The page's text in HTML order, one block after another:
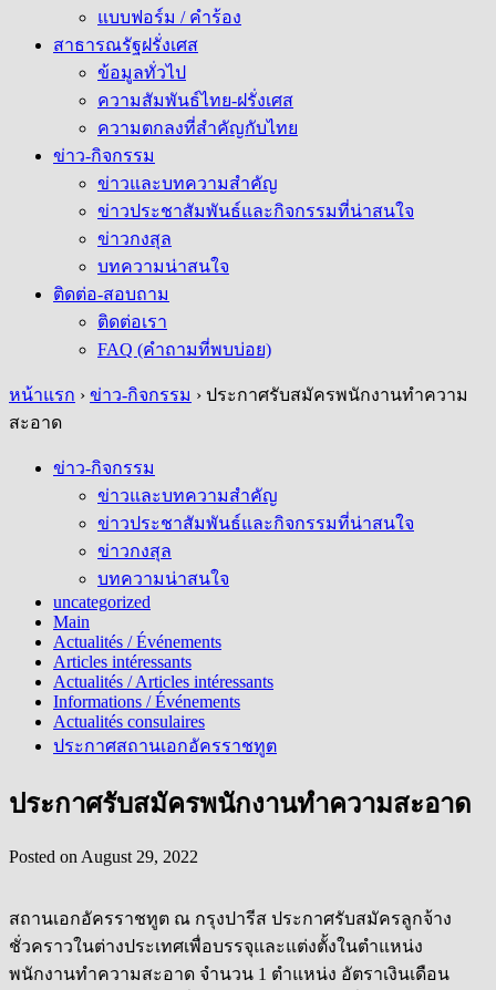
แบบฟอร์ม / คำร้อง
สาธารณรัฐฝรั่งเศส
ข้อมูลทั่วไป
ความสัมพันธ์ไทย-ฝรั่งเศส
ความตกลงที่สำคัญกับไทย
ข่าว-กิจกรรม
ข่าวและบทความสำคัญ
ข่าวประชาสัมพันธ์และกิจกรรมที่น่าสนใจ
ข่าวกงสุล
บทความน่าสนใจ
ติดต่อ-สอบถาม
ติดต่อเรา
FAQ (คำถามที่พบบ่อย)
หน้าแรก › ข่าว-กิจกรรม › ประกาศรับสมัครพนักงานทำความ
สะอาด
ข่าว-กิจกรรม
ข่าวและบทความสำคัญ
ข่าวประชาสัมพันธ์และกิจกรรมที่น่าสนใจ
ข่าวกงสุล
บทความน่าสนใจ
uncategorized
Main
Actualités / Événements
Articles intéressants
Actualités / Articles intéressants
Informations / Événements
Actualités consulaires
ประกาศสถานเอกอัครราชทูต
ประกาศรับสมัครพนักงานทำความสะอาด
Posted on August 29, 2022
สถานเอกอัครราชทูต ณ กรุงปารีส ประกาศรับสมัครลูกจ้าง
ชั่วคราวในต่างประเทศเพื่อบรรจุและแต่งตั้งในตำแหน่ง
พนักงานทำความสะอาด จำนวน 1 ตำแหน่ง อัตราเงินเดือน